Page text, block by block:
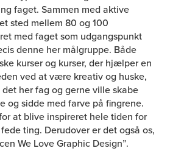
faget. Sammen med aktive
sted mellem 80 og 100
med faget som udgangspunkt
denne her målgruppe. Både
kurser og kurser, der hjælper en
ved at være kreativ og huske,
her fag og gerne ville skabe
og sidde med farve på fingrene.
at blive inspireret hele tiden for
ting. Derudover er det også os,
We Love Graphic Design”.